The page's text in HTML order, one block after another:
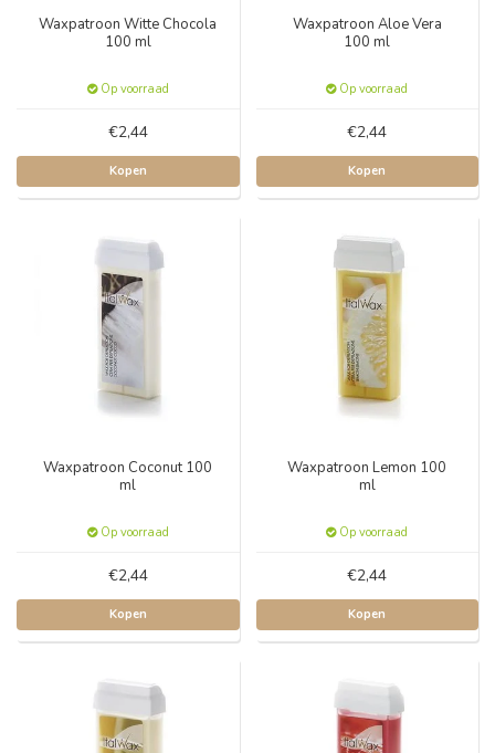
Waxpatroon Witte Chocola
100 ml
Op voorraad
€2,44
Kopen
Waxpatroon Aloe Vera
100 ml
Op voorraad
€2,44
Kopen
Waxpatroon Coconut 100
ml
Op voorraad
€2,44
Kopen
Waxpatroon Lemon 100
ml
Op voorraad
€2,44
Kopen